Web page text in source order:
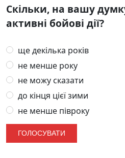
Скільки, на вашу
активні бойові дії?
ще декілька років
не менше року
не можу сказати
до кінця цієї зими
не менше півроку